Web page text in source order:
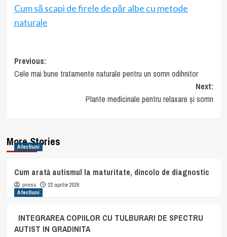
Cum să scapi de firele de păr albe cu metode
naturale
Post
navigation
Previous:
Cele mai bune tratamente naturale pentru un somn odihnitor
Next:
Plante medicinale pentru relaxare și somn
More Stories
Afectiuni
Cum arată autismul la maturitate, dincolo de diagnostic
press
22 aprilie 2026
Afectiuni
INTEGRAREA COPIILOR CU TULBURARI DE SPECTRU
AUTIST IN GRADINITA